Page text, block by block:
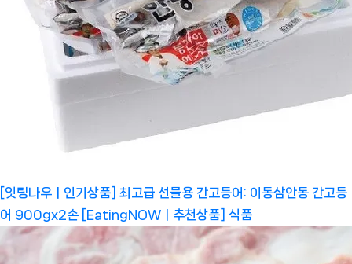
[잇팅나우ㅣ인기상품] 최고급 선물용 간고등어: 이동삼안동 간고등
어 900gx2손 [EatingNOWㅣ추천상품] 식품